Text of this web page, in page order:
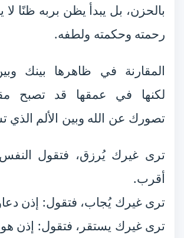
بالحزن، بل يبدأ يظن بربه ظنًا
رحمته وحكمته ولطفه.
المقارنة في ظاهرها بينك
لكنها في عمقها قد تصبح
تصورك عن الله وبين الألم الذي
ترى غيرك يُرزق، فتقول
أقرب.
ترى غيرك يُجاب، فتقول: إذن
ترى غيرك يستقر، فتقول: إذن